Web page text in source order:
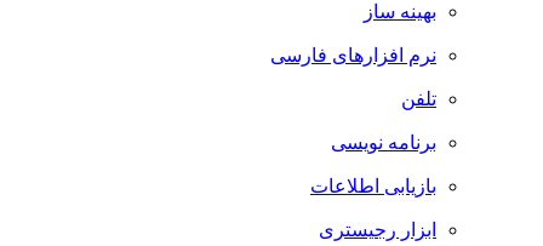
بهینه ساز
نرم افزارهای فارسی
تلفن
برنامه نویسی
بازیابی اطلاعات
ابزار رجیستری